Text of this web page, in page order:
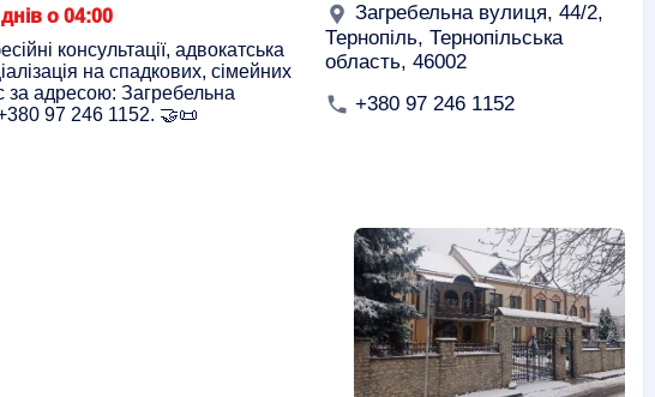
о 04:00
консультації, адвокатська
на спадкових, сімейних
за адресою: Загребельна
97 246 1152. 🤝📜
Загребельна вулиця, 44/2,
Тернопіль, Тернопільська
область, 46002
+380 97 246 1152